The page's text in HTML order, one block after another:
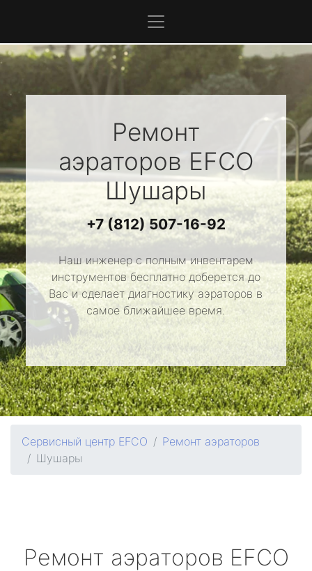
Ремонт
аэраторов EFCO
Шушары
+7 (812) 507-16-92
Наш инженер с полным инвентарем
инструментов бесплатно доберется до
Вас и сделает диагностику аэраторов в
самое ближайшее время.
Сервисный центр EFCO
Ремонт аэраторов
Шушары
Ремонт аэраторов EFCO